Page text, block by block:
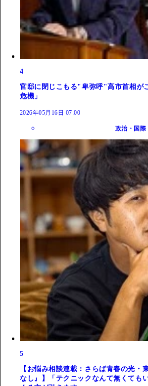
4
官邸に閉じこもる"卑弥呼"高市首相が
危機」
2026年05月16日 07:00
政治・国際
5
【お悩み相談連載：さらば青春の光・
なし』】「テクニックなんて無くても